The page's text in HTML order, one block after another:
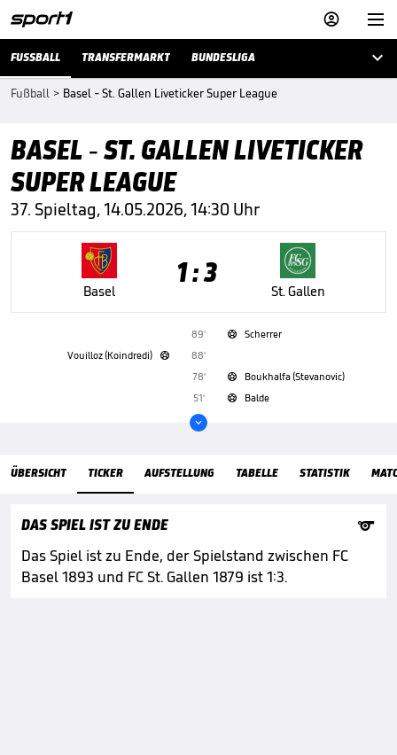


FUSSBALL TRANSFERMARKT BUNDESLIGA 
Fußball > Basel - St. Gallen Liveticker Super League
BASEL - ST. GALLEN LIVETICKER
SUPER LEAGUE
37. Spieltag, 14.05.2026, 14:30 Uhr
Basel
1 : 3
St. Gallen
89' 
Scherrer
Vouilloz (Koindredi)

88'
78'

Boukhalfa (Stevanovic)
51'
 Balde

ÜBERSICHT TICKER AUFSTELLUNG TABELLE STATISTIK
ÜbersichtTicker
DAS SPIEL IST ZU ENDE

Das Spiel ist zu Ende, der Spielstand zwischen FC
Basel 1893 und FC St. Gallen 1879 ist 1:3.